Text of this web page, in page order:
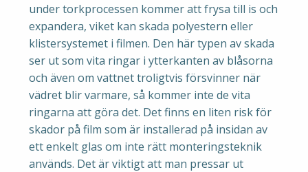
under torkprocessen kommer att frysa till is och
expandera, viket kan skada polyestern eller
klistersystemet i filmen. Den här typen av skada
ser ut som vita ringar i ytterkanten av blåsorna
och även om vattnet troligtvis försvinner när
vädret blir varmare, så kommer inte de vita
ringarna att göra det. Det finns en liten risk för
skador på film som är installerad på insidan av
ett enkelt glas om inte rätt monteringsteknik
används. Det är viktigt att man pressar ut